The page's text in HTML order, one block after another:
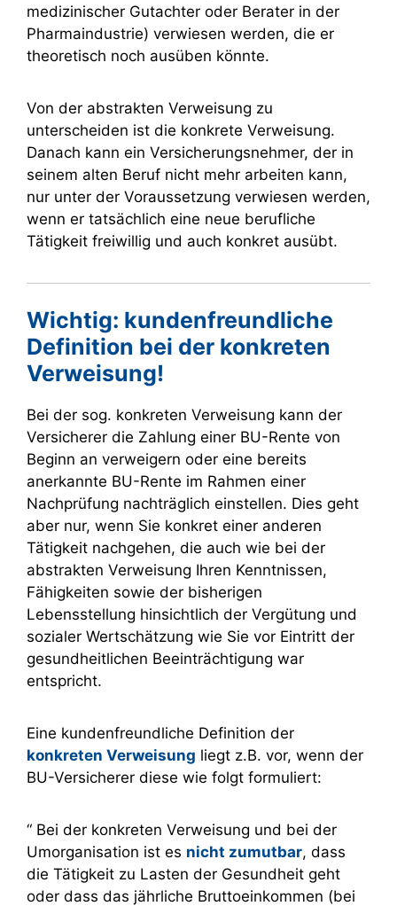
medizinischer Gutachter oder Berater in der
Pharmaindustrie) verwiesen werden, die er
theoretisch noch ausüben könnte.
Von der abstrakten Verweisung zu
unterscheiden ist die konkrete Verweisung.
Danach kann ein Versicherungsnehmer, der in
seinem alten Beruf nicht mehr arbeiten kann,
nur unter der Voraussetzung verwiesen werden,
wenn er tatsächlich eine neue berufliche
Tätigkeit freiwillig und auch konkret ausübt.
Wichtig: kundenfreundliche
Definition bei der konkreten
Verweisung!
Bei der sog. konkreten Verweisung kann der
Versicherer die Zahlung einer BU-Rente von
Beginn an verweigern oder eine bereits
anerkannte BU-Rente im Rahmen einer
Nachprüfung nachträglich einstellen. Dies geht
aber nur, wenn Sie konkret einer anderen
Tätigkeit nachgehen, die auch wie bei der
abstrakten Verweisung Ihren Kenntnissen,
Fähigkeiten sowie der bisherigen
Lebensstellung hinsichtlich der Vergütung und
sozialer Wertschätzung wie Sie vor Eintritt der
gesundheitlichen Beeinträchtigung war
entspricht.
Eine kundenfreundliche Definition der
konkreten Verweisung liegt z.B. vor, wenn der
BU-Versicherer diese wie folgt formuliert:
“ Bei der konkreten Verweisung und bei der
Umorganisation ist es nicht zumutbar, dass
die Tätigkeit zu Lasten der Gesundheit geht
oder dass das jährliche Bruttoeinkommen (bei